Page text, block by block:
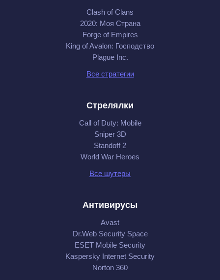
Clash of Clans
2020: Моя Cтрана
Forge of Empires
King of Avalon: Господство
Plague Inc.
Все стратегии
Стрелялки
Call of Duty: Mobile
Sniper 3D
Standoff 2
World War Heroes
Все шутеры
Антивирусы
Avast
Dr.Web Security Space
ESET Mobile Security
Kaspersky Internet Security
Norton 360